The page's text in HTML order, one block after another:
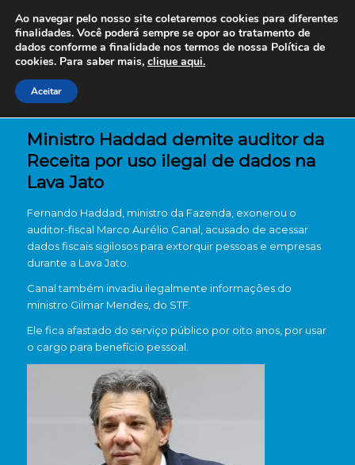
Ministro Haddad demite auditor da
Receita por uso ilegal de dados na
Lava Jato
Fernando Haddad, ministro da Fazenda, exonerou o
auditor-fiscal Marco Aurélio Canal, acusado de acessar
dados fiscais sigilosos para extorquir pessoas e empresas
durante a Lava Jato.
Canal também invadiu ilegalmente informações do
ministro Gilmar Mendes, do STF.
Ele fica afastado do serviço público por oito anos, por usar
o cargo para benefício pessoal.
Ao navegar pelo nosso site coletaremos cookies para diferentes
finalidades. Você poderá sempre se opor ao tratamento de
dados conforme a finalidade nos termos de nossa Política de
cookies. Para saber mais, clique aqui.
Aceitar